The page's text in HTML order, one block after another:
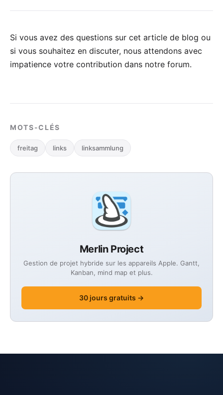
Merlin Project
Gestion de projet hybride sur les appareils Apple. Gantt,
Kanban, mind map et plus.
30 jours gratuits →
Si vous avez des questions sur cet article de blog ou
si vous souhaitez en discuter, nous attendons avec
impatience votre contribution dans notre forum.
MOTS-CLÉS
freitag links linksammlung